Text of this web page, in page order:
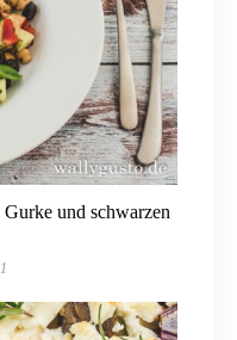
und schwarzen